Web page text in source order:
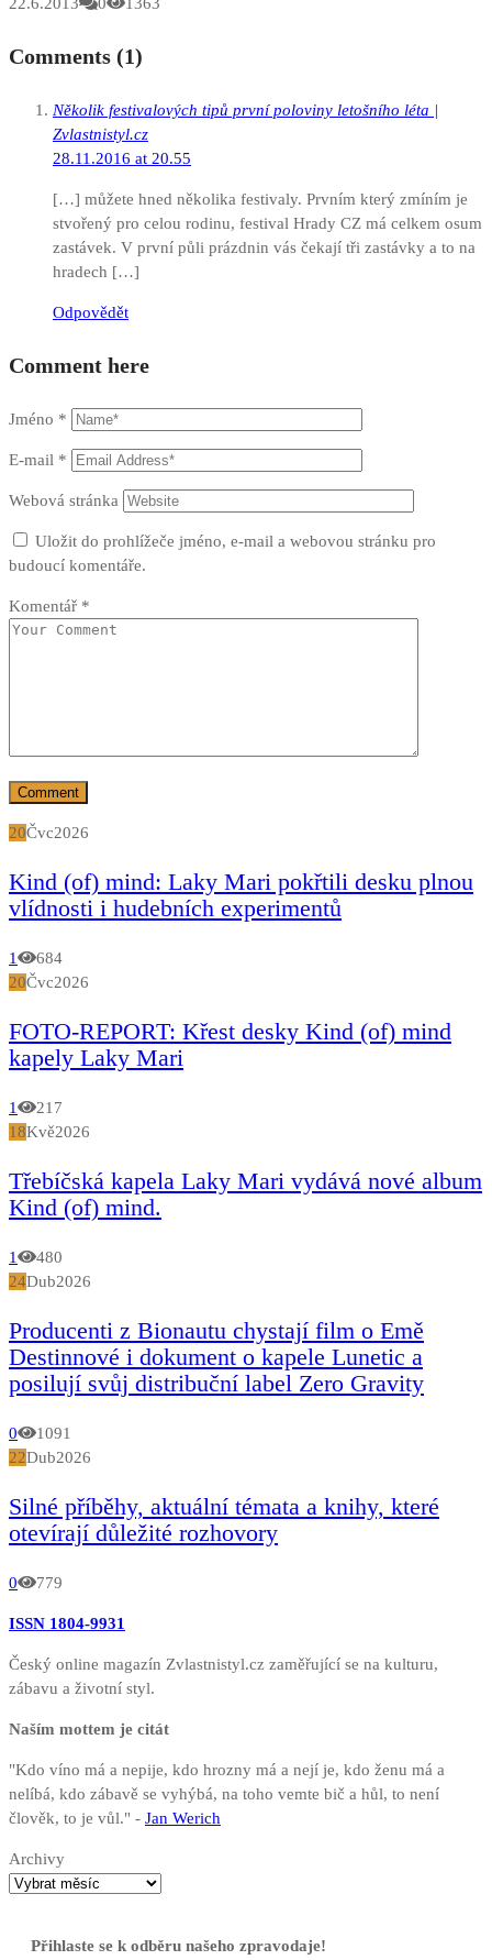
Comments (1)
Několik festivalových tipů první poloviny letošního léta |
Zvlastnistyl.cz
28.11.2016 at 20.55
[…] můžete hned několika festivaly. Prvním který zmíním je
stvořený pro celou rodinu, festival Hrady CZ má celkem osum
zastávek. V první půli prázdnin vás čekají tři zastávky a to na
hradech […]
Odpovědět
Comment here
Jméno *
E-mail *
Webová stránka
Uložit do prohlížeče jméno, e-mail a webovou stránku pro
budoucí komentáře.
Komentář *
20Čvc2026
Kind (of) mind: Laky Mari pokřtili desku plnou
vlídnosti i hudebních experimentů
1
684
20Čvc2026
FOTO-REPORT: Křest desky Kind (of) mind
kapely Laky Mari
1
217
18Kvě2026
Třebíčská kapela Laky Mari vydává nové album
Kind (of) mind.
1
480
24Dub2026
Producenti z Bionautu chystají film o Emě
Destinnové i dokument o kapele Lunetic a
posilují svůj distribuční label Zero Gravity
0
1091
22Dub2026
Silné příběhy, aktuální témata a knihy, které
otevírají důležité rozhovory
0 779
ISSN 1804-9931
Český online magazín Zvlastnistyl.cz zaměřující se na kulturu,
zábavu a životní styl.
Naším mottem je citát
"Kdo víno má a nepije, kdo hrozny má a nejí je, kdo ženu má a
nelíbá, kdo zábavě se vyhýbá, na toho vemte bič a hůl, to není
člověk, to je vůl." - Jan Werich
Archivy
Přihlaste se k odběru našeho zpravodaje!